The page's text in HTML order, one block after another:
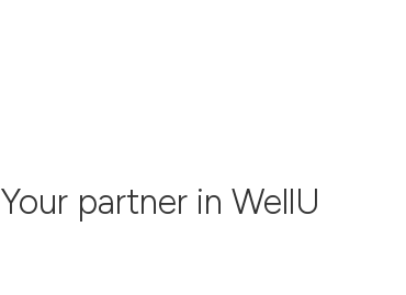
Your partner in WellU